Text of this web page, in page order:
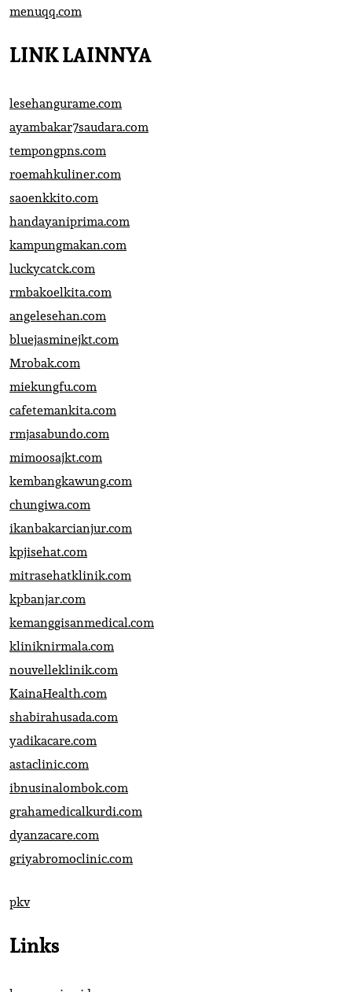
menuqq.com
LINK LAINNYA
lesehangurame.com
ayambakar7saudara.com
tempongpns.com
roemahkuliner.com
saoenkkito.com
handayaniprima.com
kampungmakan.com
luckycatck.com
rmbakoelkita.com
angelesehan.com
bluejasminejkt.com
Mrobak.com
miekungfu.com
cafetemankita.com
rmjasabundo.com
mimoosajkt.com
kembangkawung.com
chungiwa.com
ikanbakarcianjur.com
kpjisehat.com
mitrasehatklinik.com
kpbanjar.com
kemanggisanmedical.com
kliniknirmala.com
nouvelleklinik.com
KainaHealth.com
shabirahusada.com
yadikacare.com
astaclinic.com
ibnusinalombok.com
grahamedicalkurdi.com
dyanzacare.com
griyabromoclinic.com
pkv
Links